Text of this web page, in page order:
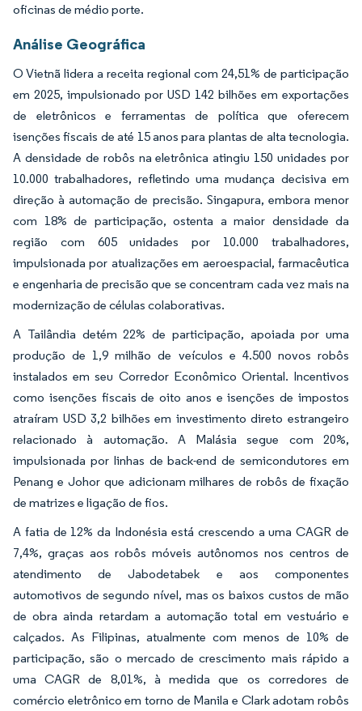
oficinas de médio porte.
Análise Geográfica
O Vietnã lidera a receita regional com 24,51% de participação
em 2025, impulsionado por USD 142 bilhões em exportações
de eletrônicos e ferramentas de política que oferecem
isenções fiscais de até 15 anos para plantas de alta tecnologia.
A densidade de robôs na eletrônica atingiu 150 unidades por
10.000 trabalhadores, refletindo uma mudança decisiva em
direção à automação de precisão. Singapura, embora menor
com 18% de participação, ostenta a maior densidade da
região com 605 unidades por 10.000 trabalhadores,
impulsionada por atualizações em aeroespacial, farmacêutica
e engenharia de precisão que se concentram cada vez mais na
modernização de células colaborativas.
A Tailândia detém 22% de participação, apoiada por uma
produção de 1,9 milhão de veículos e 4.500 novos robôs
instalados em seu Corredor Econômico Oriental. Incentivos
como isenções fiscais de oito anos e isenções de impostos
atraíram USD 3,2 bilhões em investimento direto estrangeiro
relacionado à automação. A Malásia segue com 20%,
impulsionada por linhas de back-end de semicondutores em
Penang e Johor que adicionam milhares de robôs de fixação
de matrizes e ligação de fios.
A fatia de 12% da Indonésia está crescendo a uma CAGR de
7,4%, graças aos robôs móveis autônomos nos centros de
atendimento de Jabodetabek e aos componentes
automotivos de segundo nível, mas os baixos custos de mão
de obra ainda retardam a automação total em vestuário e
calçados. As Filipinas, atualmente com menos de 10% de
participação, são o mercado de crescimento mais rápido a
uma CAGR de 8,01%, à medida que os corredores de
comércio eletrônico em torno de Manila e Clark adotam robôs